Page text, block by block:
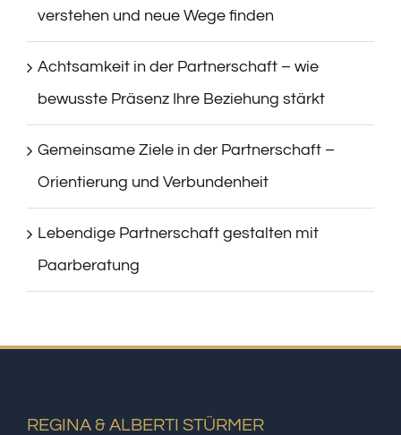
verstehen und neue Wege finden
Achtsamkeit in der Partnerschaft – wie
bewusste Präsenz Ihre Beziehung stärkt
Gemeinsame Ziele in der Partnerschaft –
Orientierung und Verbundenheit
Lebendige Partnerschaft gestalten mit
Paarberatung
REGINA & ALBERTI STÜRMER